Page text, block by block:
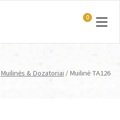
0
Muilinės & Dozatoriai/ Muilinė TA126